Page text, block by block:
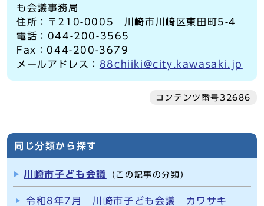
も会議事務局
住所：〒210-0005 川崎市川崎区東田町5-4
電話：044-200-3565
Fax：044-200-3679
メールアドレス： 88chiiki@city.kawasaki.jp
コンテンツ番号32686
同じ分類から探す
川崎市子ども会議 （この記事の分類）
令和8年7月 川崎市子ども会議 カワサキ